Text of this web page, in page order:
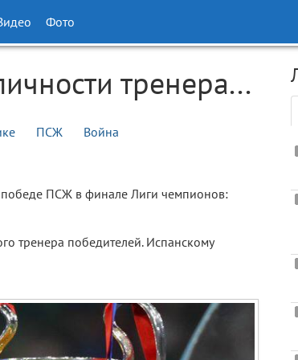
Фото
тренера...
ПСЖ Война
победе ПСЖ в финале Лиги чемпионов:
тренера победителей. Испанскому